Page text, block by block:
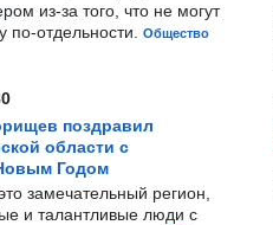
из-за того, что не могут
по-отдельности.
Общество
поздравил
области с
Годом
замечательный регион,
и талантливые люди с